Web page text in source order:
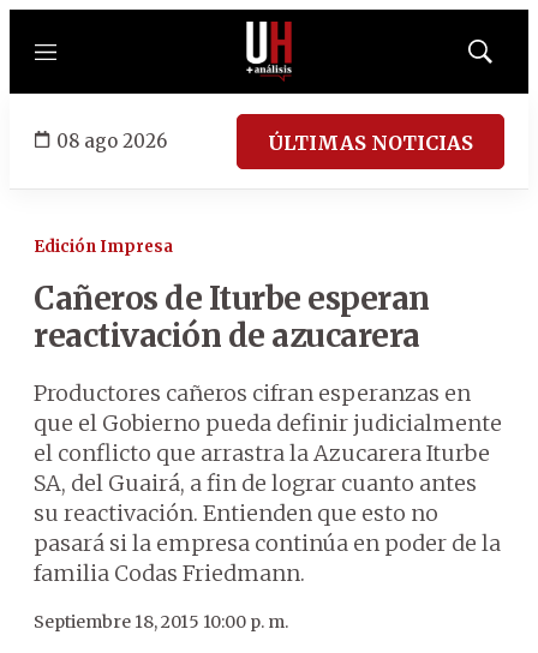
Menú
Mostrar
08 ago 2026 ÚLTIMAS NOTICIAS
Edición Impresa
Cañeros de Iturbe esperan
reactivación de azucarera
Productores cañeros cifran esperanzas en
que el Gobierno pueda definir judicialmente
el conflicto que arrastra la Azucarera Iturbe
SA, del Guairá, a fin de lograr cuanto antes
su reactivación. Entienden que esto no
pasará si la empresa continúa en poder de la
familia Codas Friedmann.
Septiembre 18, 2015 10:00 p. m.